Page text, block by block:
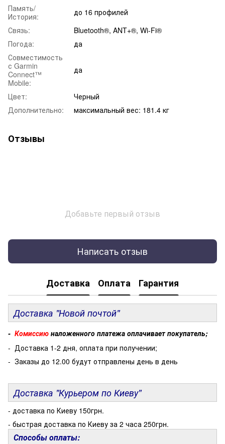
Память/
История:
до 16 профилей
Связь:
Bluetooth®, ANT+®, Wi-Fi®
Погода:
да
Совместимость
с Garmin
Connect™
Mobile:
да
Цвет:
Черный
Дополнительно:
максимальный вес: 181.4 кг
Отзывы
Добавьте первый отзыв
Написать отзыв
Доставка Оплата Гарантия
Доставка "Новой почтой"
- Комиссию наложенного платежа оплачивает покупатель;
- Доставка 1-2 дня, оплата при получении;
- Заказы до 12.00 будут отправлены день в день
Доставка "Курьером по Киеву"
- доставка по Киеву 150грн.
- быстрая доставка по Киеву за 2 часа 250грн.
Способы оплаты: